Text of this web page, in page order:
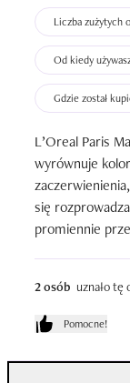
Liczba zużytych
Od kiedy
Gdzie został
L’Oreal Paris
wyrównuje
się
promiennie
2 osób uznało tę
Pomocne!